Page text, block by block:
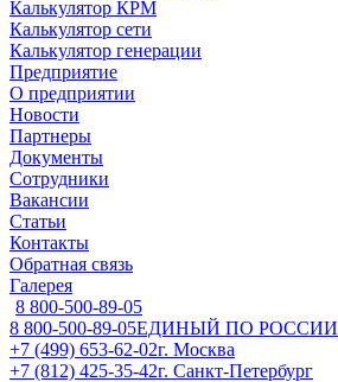
Калькулятор КРМ
Калькулятор сети
Калькулятор генерации
Предприятие
О предприятии
Новости
Партнеры
Документы
Сотрудники
Вакансии
Статьи
Контакты
Обратная связь
Галерея
8 800-500-89-05
8 800-500-89-05ЕДИНЫЙ ПО РОССИИ
+7 (499) 653-62-02г. Москва
+7 (812) 425-35-42г. Санкт-Петербург